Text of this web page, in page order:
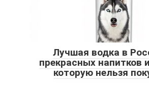
Лучшая водка в
прекрасных напитков
которую нельзя